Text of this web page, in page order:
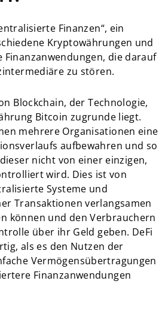
Finanzen“, ein
Kryptowährungen und
Finanzanwendungen, die darauf
zu stören.
Blockchain, der Technologie,
Bitcoin zugrunde liegt.
mehrere Organisationen eine
aufbewahren und so
nicht von einer einzigen,
wird. Dies ist von
Systeme und
Transaktionen verlangsamen
können und den Verbrauchern
über ihr Geld geben. DeFi
als es den Nutzen der
Vermögensübertragungen
Finanzanwendungen